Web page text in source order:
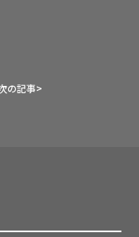
の記事>